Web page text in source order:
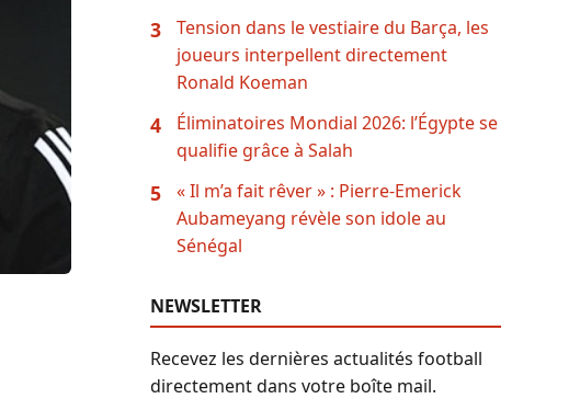
3
Tension dans le vestiaire du Barça, les
joueurs interpellent directement
Ronald Koeman
4
Éliminatoires Mondial 2026: l’Égypte se
qualifie grâce à Salah
5
« Il m’a fait rêver » : Pierre-Emerick
Aubameyang révèle son idole au
Sénégal
NEWSLETTER
Recevez les dernières actualités football
directement dans votre boîte mail.